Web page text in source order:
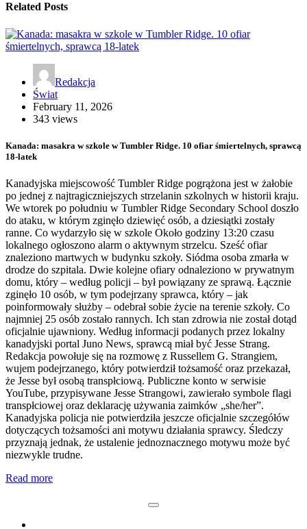
Related Posts
Redakcja
Świat
February 11, 2026
343 views
Kanada: masakra w szkole w Tumbler Ridge. 10 ofiar śmiertelnych, sprawcą
18-latek
Kanadyjska miejscowość Tumbler Ridge pogrążona jest w żałobie
po jednej z najtragiczniejszych strzelanin szkolnych w historii kraju.
We wtorek po południu w Tumbler Ridge Secondary School doszło
do ataku, w którym zginęło dziewięć osób, a dziesiątki zostały
ranne. Co wydarzyło się w szkole Około godziny 13:20 czasu
lokalnego ogłoszono alarm o aktywnym strzelcu. Sześć ofiar
znaleziono martwych w budynku szkoły. Siódma osoba zmarła w
drodze do szpitala. Dwie kolejne ofiary odnaleziono w prywatnym
domu, który – według policji – był powiązany ze sprawą. Łącznie
zginęło 10 osób, w tym podejrzany sprawca, który – jak
poinformowały służby – odebrał sobie życie na terenie szkoły. Co
najmniej 25 osób zostało rannych. Ich stan zdrowia nie został dotąd
oficjalnie ujawniony. Według informacji podanych przez lokalny
kanadyjski portal Juno News, sprawcą miał być Jesse Strang.
Redakcja powołuje się na rozmowę z Russellem G. Strangiem,
wujem podejrzanego, który potwierdził tożsamość oraz przekazał,
że Jesse był osobą transpłciową. Publiczne konto w serwisie
YouTube, przypisywane Jesse Strangowi, zawierało symbole flagi
transpłciowej oraz deklarację używania zaimków „she/her”.
Kanadyjska policja nie potwierdziła jeszcze oficjalnie szczegółów
dotyczących tożsamości ani motywu działania sprawcy. Śledczy
przyznają jednak, że ustalenie jednoznacznego motywu może być
niezwykle trudne.
Read more